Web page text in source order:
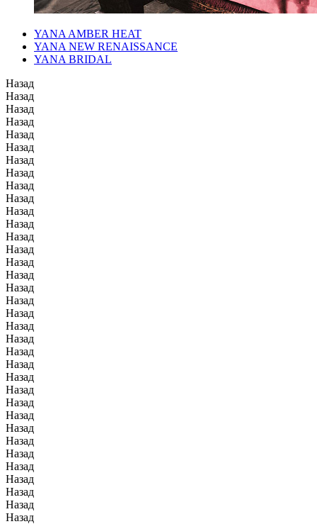
YANA AMBER HEAT
YANA NEW RENAISSANCE
YANA BRIDAL
Назад
Назад
Назад
Назад
Назад
Назад
Назад
Назад
Назад
Назад
Назад
Назад
Назад
Назад
Назад
Назад
Назад
Назад
Назад
Назад
Назад
Назад
Назад
Назад
Назад
Назад
Назад
Назад
Назад
Назад
Назад
Назад
Назад
Назад
Назад